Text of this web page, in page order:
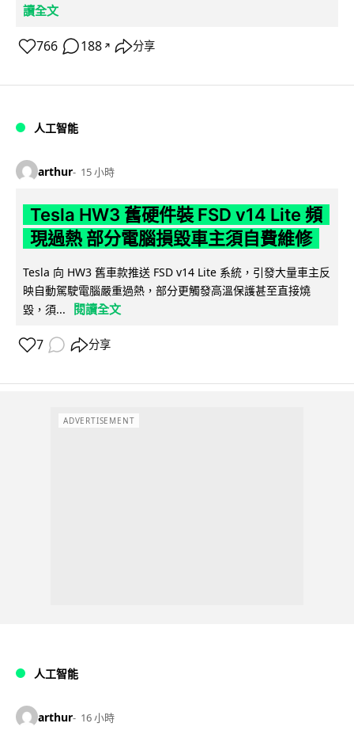
讀全文
766 188 ↗ 分享
人工智能
arthur 15 小時
Tesla HW3 舊硬件裝 FSD v14 Lite 頻
現過熱 部分電腦損毀車主須自費維修
Tesla 向 HW3 舊車款推送 FSD v14 Lite 系統，引發大量車主反
映自動駕駛電腦嚴重過熱，部分更觸發高溫保護甚至直接燒
毀，須...
閱讀全文
7 分享
ADVERTISEMENT
人工智能
arthur 16 小時